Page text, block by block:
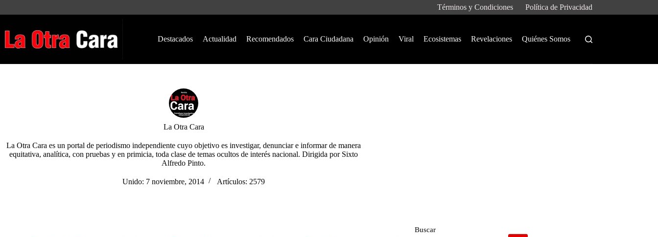
Términos y Condiciones Política de Privacidad
Destacados Actualidad Recomendados Cara Ciudadana Opinión Viral Ecosistemas Revelaciones Quiénes Somos
La Otra Cara
La Otra Cara es un portal de periodismo independiente cuyo objetivo es investigar, denunciar e informar de manera
equitativa, analítica, con pruebas y en primicia, toda clase de temas ocultos de interés nacional. Dirigida por Sixto
Alfredo Pinto.
Unido: 7 noviembre, 2014 Artículos: 2579
Buscar